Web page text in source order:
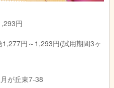
円
円～1,293円(試用期間3ヶ
が丘東7-38